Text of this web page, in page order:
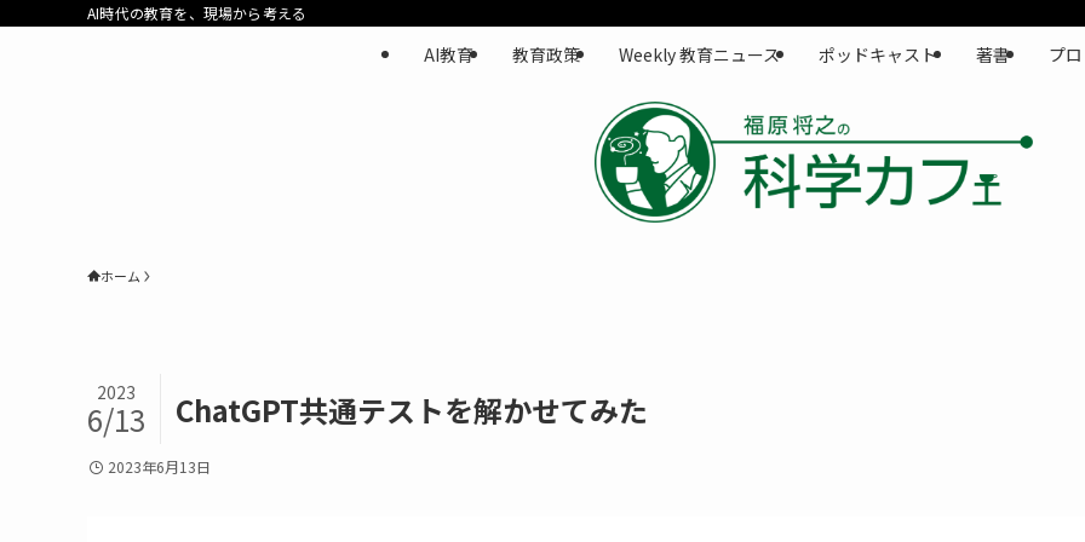
AI時代の教育を、現場から考える
AI教育 教育政策 Weekly 教育ニュース ポッドキャスト 著書 プ
ホーム
ChatGPT共通テストを解かせてみた
2023
6/13
2023年6月13日